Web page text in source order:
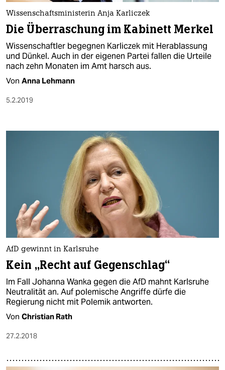
nord
wahrheit
verlag
verlag
veranstaltungen
genossenschaft
epaper login
Wissenschaftsministerin Anja Karliczek
Die Überraschung im Kabinett Merkel
Wissenschaftler begegnen Karliczek mit Herablassung
und Dünkel. Auch in der eigenen Partei fallen die Urteile
nach zehn Monaten im Amt harsch aus.
Von Anna Lehmann
5.2.2019
AfD gewinnt in Karlsruhe
Kein „Recht auf Gegenschlag“
Im Fall Johanna Wanka gegen die AfD mahnt Karlsruhe
Neutralität an. Auf polemische Angriffe dürfe die
Regierung nicht mit Polemik antworten.
Von Christian Rath
27.2.2018